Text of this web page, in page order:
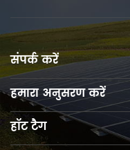
संपर्क करें
हमारा अनुसरण करें
हॉट टैग